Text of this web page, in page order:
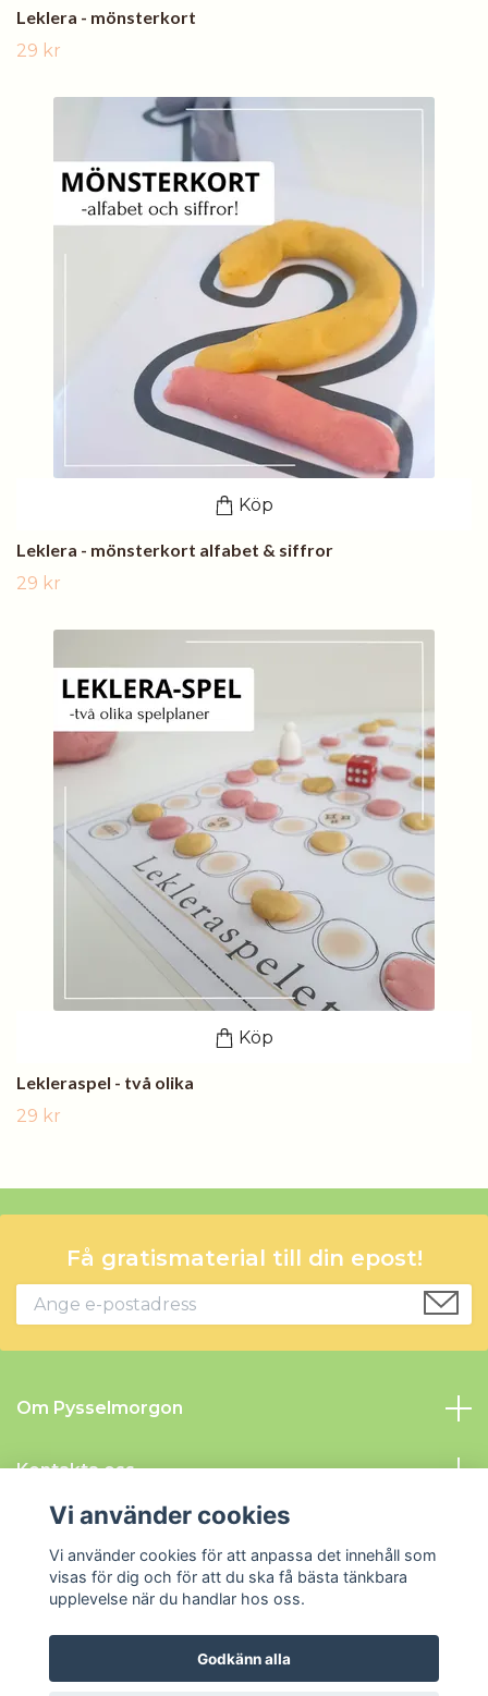
Leklera - mönsterkort
29 kr
Köp
Leklera - mönsterkort alfabet & siffror
29 kr
Köp
Lekleraspel - två olika
29 kr
Få gratismaterial till din epost!
Om Pysselmorgon
Kontakta oss
Sociala medier
Vi använder cookies
Vi använder cookies för att anpassa det innehåll som
visas för dig och för att du ska få bästa tänkbara
upplevelse när du handlar hos oss.
Godkänn alla